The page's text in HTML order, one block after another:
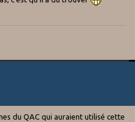
du QAC qui auraient utilisé cette